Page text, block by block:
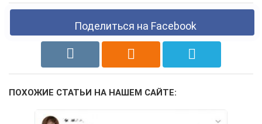
Поделиться на Facebook
ПОХОЖИЕ СТАТЬИ НА НАШЕМ САЙТЕ: